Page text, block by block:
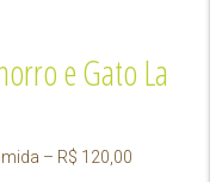
e Gato La
– R$ 120,00